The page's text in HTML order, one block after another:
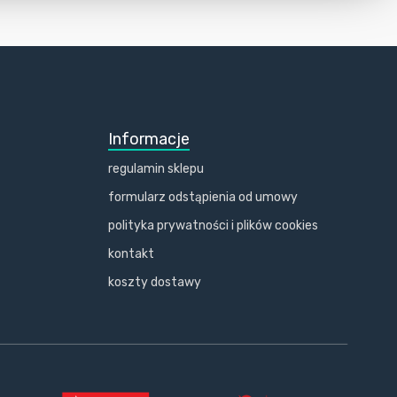
Informacje
regulamin sklepu
formularz odstąpienia od umowy
polityka prywatności i plików cookies
kontakt
koszty dostawy